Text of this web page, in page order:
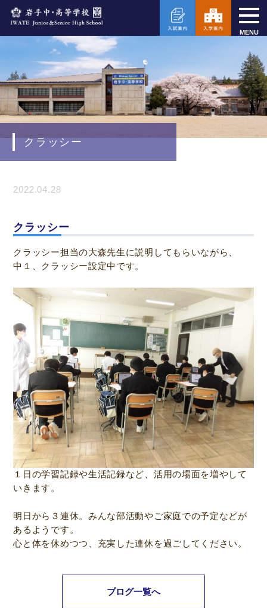
MENU
クラッシー
2022.04.28
クラッシー
クラッシー担当の大森先生に説明してもらいながら、
中１、クラッシー設定中です。
１日の学習記録や生活記録など、活用の場面を増やして
いきます。
明日から３連休。みんな部活動やご家庭での予定などが
あるようです。
心と体を休めつつ、充実した連休を過ごしてください。
ブログ一覧へ